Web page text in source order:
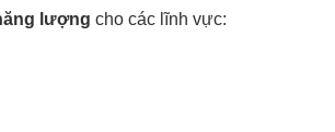
lượng cho các lĩnh vực: